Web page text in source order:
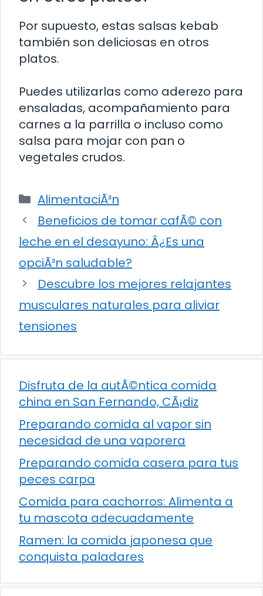
Por supuesto, estas salsas kebab
también son deliciosas en otros
platos.
Puedes utilizarlas como aderezo para
ensaladas, acompañamiento para
carnes a la parrilla o incluso como
salsa para mojar con pan o
vegetales crudos.
Categorías
AlimentaciÃ³n
Beneficios de tomar cafÃ© con
leche en el desayuno: Â¿Es una
opciÃ³n saludable?
Descubre los mejores relajantes
musculares naturales para aliviar
tensiones
Disfruta de la autÃ©ntica comida
china en San Fernando, CÃ¡diz
Preparando comida al vapor sin
necesidad de una vaporera
Preparando comida casera para tus
peces carpa
Comida para cachorros: Alimenta a
tu mascota adecuadamente
Ramen: la comida japonesa que
conquista paladares